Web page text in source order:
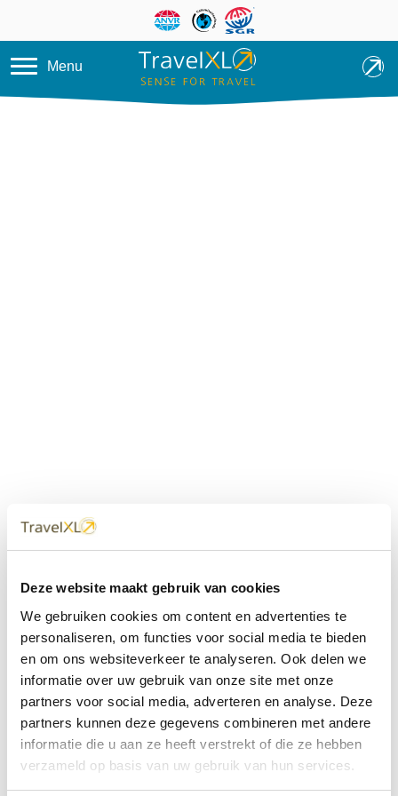
Deze website maakt gebruik van cookies
We gebruiken cookies om content en advertenties te
personaliseren, om functies voor social media te bieden
en om ons websiteverkeer te analyseren. Ook delen we
informatie over uw gebruik van onze site met onze
partners voor social media, adverteren en analyse. Deze
partners kunnen deze gegevens combineren met andere
informatie die u aan ze heeft verstrekt of die ze hebben
verzameld op basis van uw gebruik van hun services.
Overslaan en naar de inhoud
Menu
dichtbij
Met 60+ verkooppunten in Nederland en België staan wij
met onze XL Travelcenters, mobiele reisadviseurs van
TravelXL@Home en deze website altijd voor uw vakantie
klaar.
• Ontzorgen van A-Z • Onafhankelijk advies • Maatwerk •
Bespaar tijd en stress
TravelXLreisbureau's